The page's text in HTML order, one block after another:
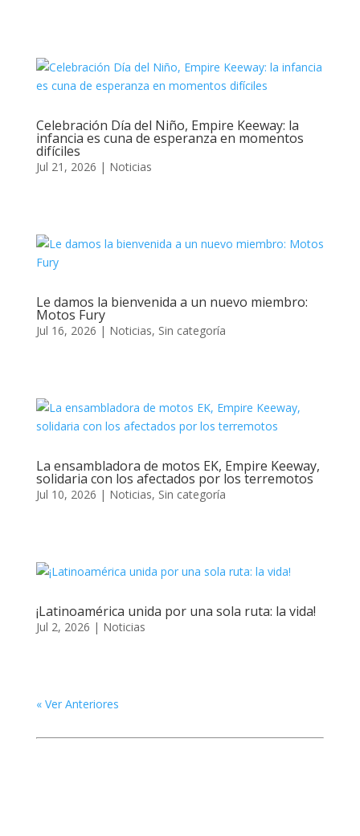
Celebración Día del Niño, Empire Keeway: la
infancia es cuna de esperanza en momentos
difíciles
Jul 21, 2026 | Noticias
Le damos la bienvenida a un nuevo miembro:
Motos Fury
Jul 16, 2026 | Noticias, Sin categoría
La ensambladora de motos EK, Empire Keeway,
solidaria con los afectados por los terremotos
Jul 10, 2026 | Noticias, Sin categoría
¡Latinoamérica unida por una sola ruta: la vida!
Jul 2, 2026 | Noticias
« Ver Anteriores